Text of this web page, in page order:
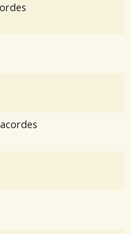
acordes